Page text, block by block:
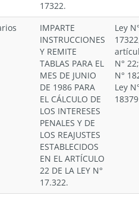
17322.
IMPARTE
INSTRUCCIONES
Y REMITE
TABLAS PARA EL
MES DE JUNIO
DE 1986 PARA
EL CÁLCULO DE
LOS INTERESES
PENALES Y DE
LOS REAJUSTES
ESTABLECIDOS
EN EL ARTÍCULO
22 DE LA LEY N°
17.322.
Ley
N°
N°
Ley
18379